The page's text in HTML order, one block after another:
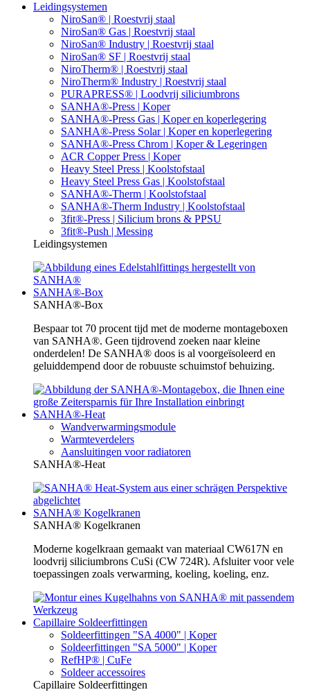
Leidingsystemen
NiroSan® | Roestvrij staal
NiroSan® Gas | Roestvrij staal
NiroSan® Industry | Roestvrij staal
NiroSan® SF | Roestvrij staal
NiroTherm® | Roestvrij staal
NiroTherm® Industry | Roestvrij staal
PURAPRESS® | Loodvrij siliciumbrons
SANHA®-Press | Koper
SANHA®-Press Gas | Koper en koperlegering
SANHA®-Press Solar | Koper en koperlegering
SANHA®-Press Chrom | Koper & Legeringen
ACR Copper Press | Koper
Heavy Steel Press | Koolstofstaal
Heavy Steel Press Gas | Koolstofstaal
SANHA®-Therm | Koolstofstaal
SANHA®-Therm Industry | Koolstofstaal
3fit®-Press | Silicium brons & PPSU
3fit®-Push | Messing
Leidingsystemen
SANHA®-Box
SANHA®-Box
Bespaar tot 70 procent tijd met de moderne montageboxen
van SANHA®. Geen tijdrovend zoeken naar kleine
onderdelen! De SANHA® doos is al voorgeïsoleerd en
geluiddempend door de robuuste schuimstof behuizing.
SANHA®-Heat
Wandverwarmingsmodule
Warmteverdelers
Aansluitingen voor radiatoren
SANHA®-Heat
SANHA® Kogelkranen
SANHA® Kogelkranen
Moderne kogelkraan gemaakt van materiaal CW617N en
loodvrij siliciumbrons CuSi (CW 724R). Afsluiter voor vele
toepassingen zoals verwarming, koeling, koeling, enz.
Capillaire Soldeerfittingen
Soldeerfittingen "SA 4000" | Koper
Soldeerfittingen "SA 5000" | Koper
RefHP® | CuFe
Soldeer accessoires
Capillaire Soldeerfittingen